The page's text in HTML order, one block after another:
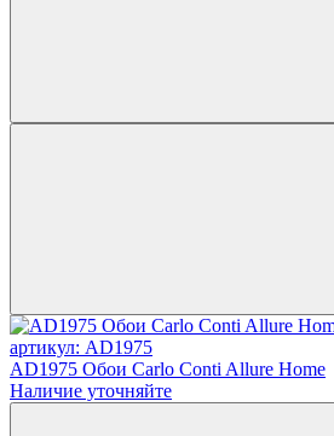
артикул: AD1975
AD1975 Обои Carlo Conti Allure Home
Наличие уточняйте